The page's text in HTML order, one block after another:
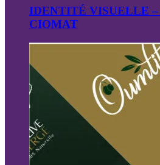
IDENTITÉ VISUELLE –
CIOMAT